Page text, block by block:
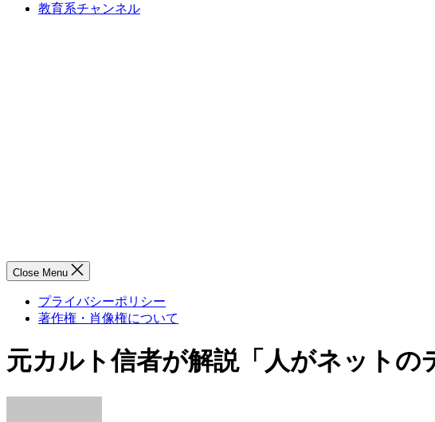
教育系チャンネル
Close Menu
プライバシーポリシー
著作権・肖像権について
元カルト信者が解説「人がネット